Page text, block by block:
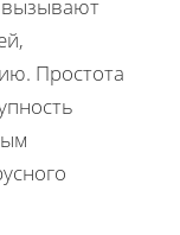
вызывают
Простота